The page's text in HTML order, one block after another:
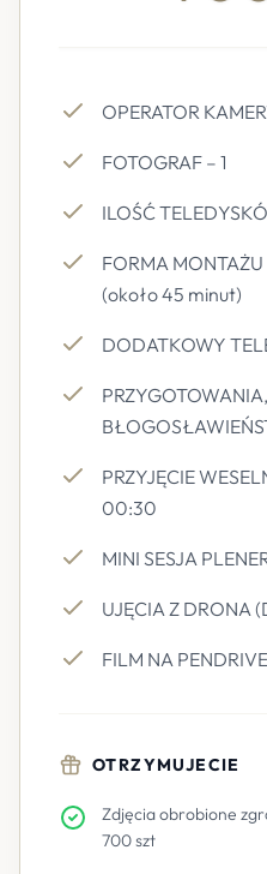
OPERATOR
FOTOGRAF – 1
ILOŚĆ
FORMA
(około 45 minut)
DODATKOWY
PRZYGOTOWANIA,
PRZYJĘCIE
00:30
MINI SESJA
UJĘCIA Z DRONA
FILM NA
OTRZYMUJECIE
Zdjęcia obrobione
700 szt